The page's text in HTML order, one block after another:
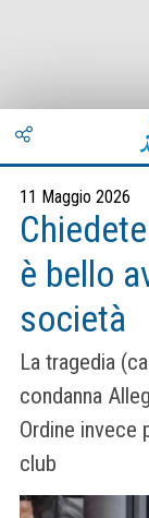
11 Maggio 2026
è bello
società
La tragedia
condanna
Ordine invece
club